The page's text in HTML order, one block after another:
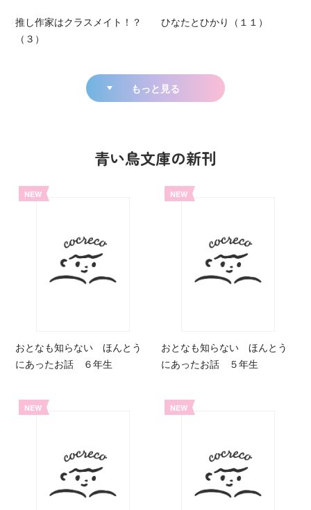
推し作家はクラスメイト！？
（３）
ひなたとひかり（１１）
もっと見る
青い鳥文庫の新刊
NEW
おとなも知らない ほんとう
にあったお話 ６年生
NEW
おとなも知らない ほんとう
にあったお話 ５年生
NEW NEW